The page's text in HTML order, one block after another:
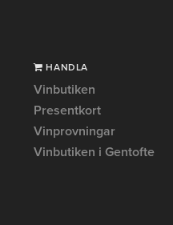
HANDLA
Vinbutiken
Presentkort
Vinprovningar
Vinbutiken i Gentofte